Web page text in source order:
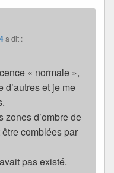
a dit :
« normale »,
d’autres et je me
zones d’ombre de
comblées par
pas existé.